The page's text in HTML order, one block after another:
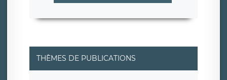
THÈMES DE PUBLICATIONS